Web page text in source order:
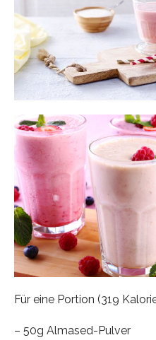
Für eine Portion (319
– 50g Almased-Pulver